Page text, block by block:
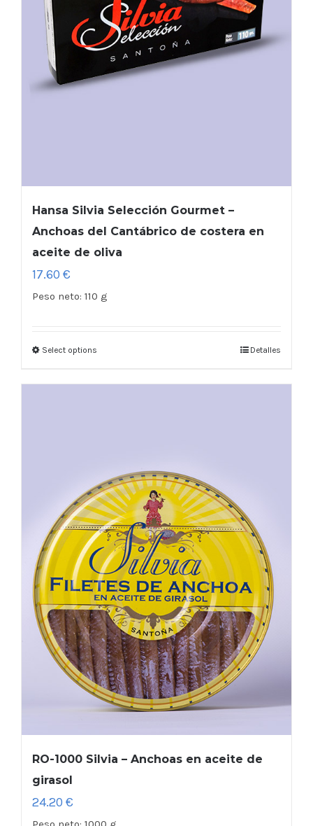
Hansa Silvia Selección Gourmet –
Anchoas del Cantábrico de costera en
aceite de oliva
17.60 €
Peso neto: 110 g
Select options Detalles
RO-1000 Silvia – Anchoas en aceite de
girasol
24.20 €